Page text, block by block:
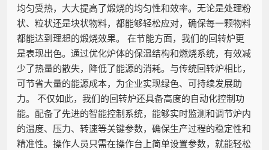
均匀受热，大大提高了煅烧的均匀性和效率。无论是处理粉
状、粒状还是块状物料，都能够轻松应对，确保每一颗物料
都能达到理想的煅烧效果。 在节能方面，我们的回转炉更
是表现出色。通过优化炉体的保温结构和燃烧系统，有效减
少了热量的散失，降低了能源的消耗。与传统回转炉相比，
可节省大量的能源成本，为企业实现绿色、可持续发展助
力。 不仅如此，我们的回转炉还具备高度的自动化控制功
能。配备了先进的智能控制系统，能够实时监测和调节炉内
的温度、压力、转速等关键参数，确保生产过程的稳定性和
精准性。操作人员只需在操作台上简单设置参数，就能轻松